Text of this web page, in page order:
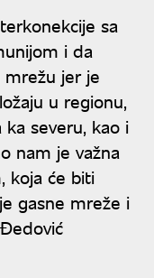
sa
i da
mrežu jer je
u regionu,
severu, kao i
nam je važna
koja će biti
gasne mreže i